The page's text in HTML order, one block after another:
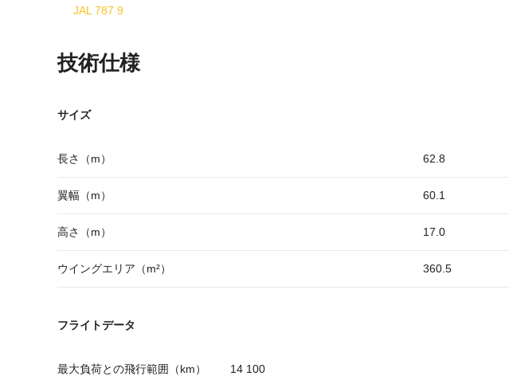
JAL 787 9
技術仕様
サイズ
長さ（m） 62.8
翼幅（m） 60.1
高さ（m） 17.0
ウイングエリア（m²） 360.5
フライトデータ
最大負荷との飛行範囲（km） 14 100